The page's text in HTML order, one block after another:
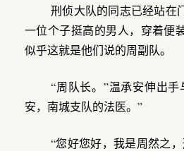
刑侦大队的同志已经站在
一位个子挺高的男人，穿着便
似乎这就是他们说的周副队。
“周队长。”温承安伸出
安，南城支队的法医。”
“您好您好，我是周然之